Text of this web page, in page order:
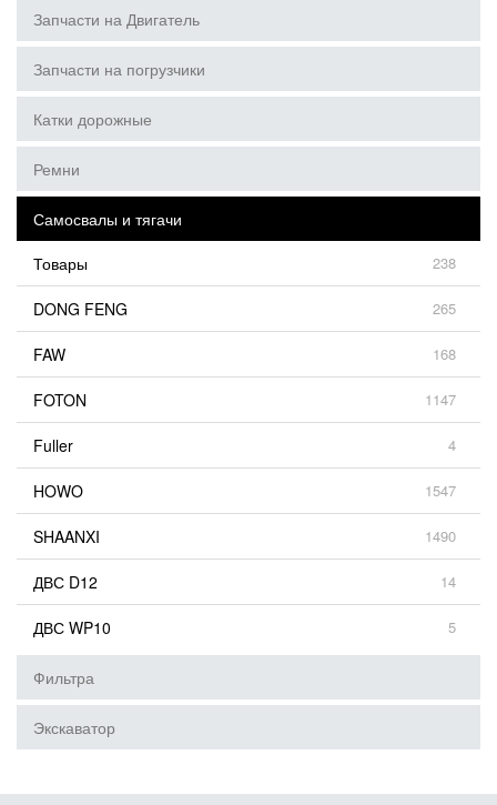
Запчасти на Двигатель
Запчасти на погрузчики
Катки дорожные
Ремни
Самосвалы и тягачи
Товары
238
DONG FENG 265
FAW 168
FOTON 1147
Fuller 4
HOWO 1547
SHAANXI 1490
ДВС D12 14
ДВС WP10 5
Фильтра
Экскаватор